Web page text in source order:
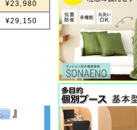
¥23,980
¥29,150